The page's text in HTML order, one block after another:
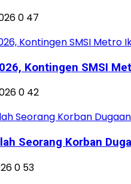
0 47
Kontingen SMSI
0 42
Seorang Korban
0 53